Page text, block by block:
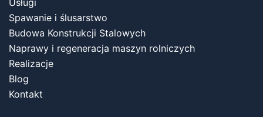
Spawanie i ślusarstwo
Budowa Konstrukcji Stalowych
Naprawy i regeneracja maszyn rolniczych
Realizacje
Blog
Kontakt